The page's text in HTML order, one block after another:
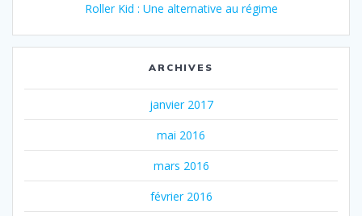
Roller Kid : Une alternative au régime
ARCHIVES
janvier 2017
mai 2016
mars 2016
février 2016